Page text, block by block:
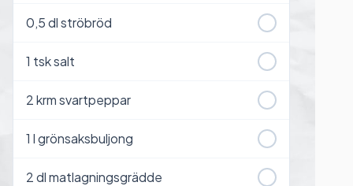
0,5dl ströbröd
1 tsk salt
2krm svartpeppar
1 l grönsaksbuljong
2dl matlagningsgrädde